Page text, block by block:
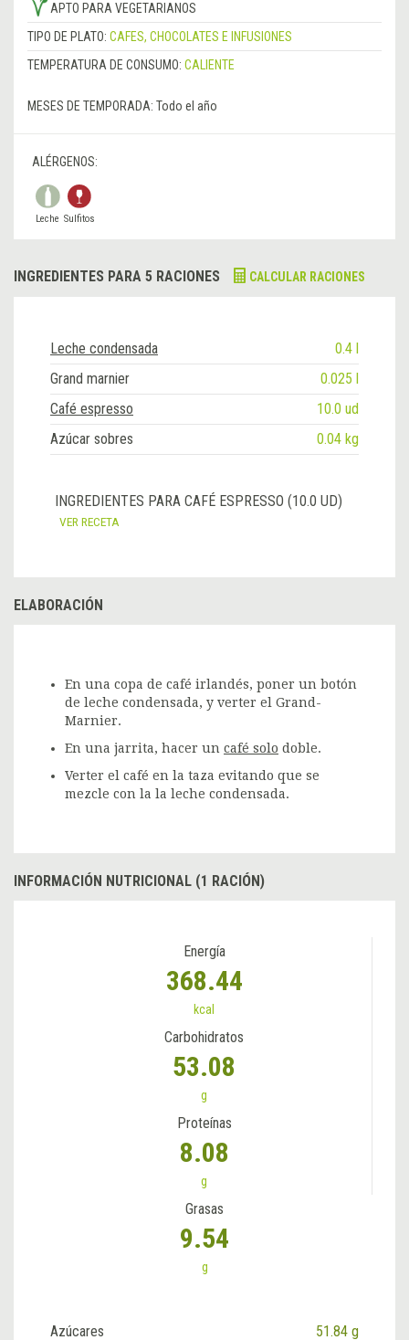
APTO PARA VEGETARIANOS
TIPO DE PLATO: CAFES, CHOCOLATES E INFUSIONES
TEMPERATURA DE CONSUMO: CALIENTE
MESES DE TEMPORADA: Todo el año
ALÉRGENOS:
Leche Sulfitos
INGREDIENTES PARA 5 RACIONES CALCULAR RACIONES
Leche condensada
0.4 l
Grand marnier
0.025 l
Café espresso
10.0 ud
Azúcar sobres
0.04 kg
INGREDIENTES PARA CAFÉ ESPRESSO (10.0 UD)
VER RECETA
ELABORACIÓN
En una copa de café irlandés, poner un botón
de leche condensada, y verter el Grand-
Marnier.
En una jarrita, hacer un café solo doble.
Verter el café en la taza evitando que se
mezcle con la la leche condensada.
INFORMACIÓN NUTRICIONAL (1 RACIÓN)
Energía
368.44
kcal
Carbohidratos
53.08
g
Proteínas
8.08
g
Grasas
9.54
g
Azúcares 51.84 g